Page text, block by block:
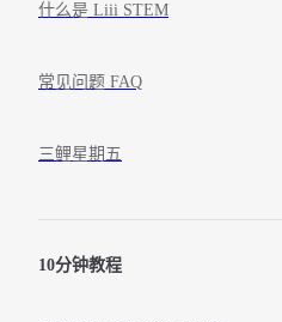
什么是 Liii STEM
常见问题 FAQ
三鲤星期五
10分钟教程